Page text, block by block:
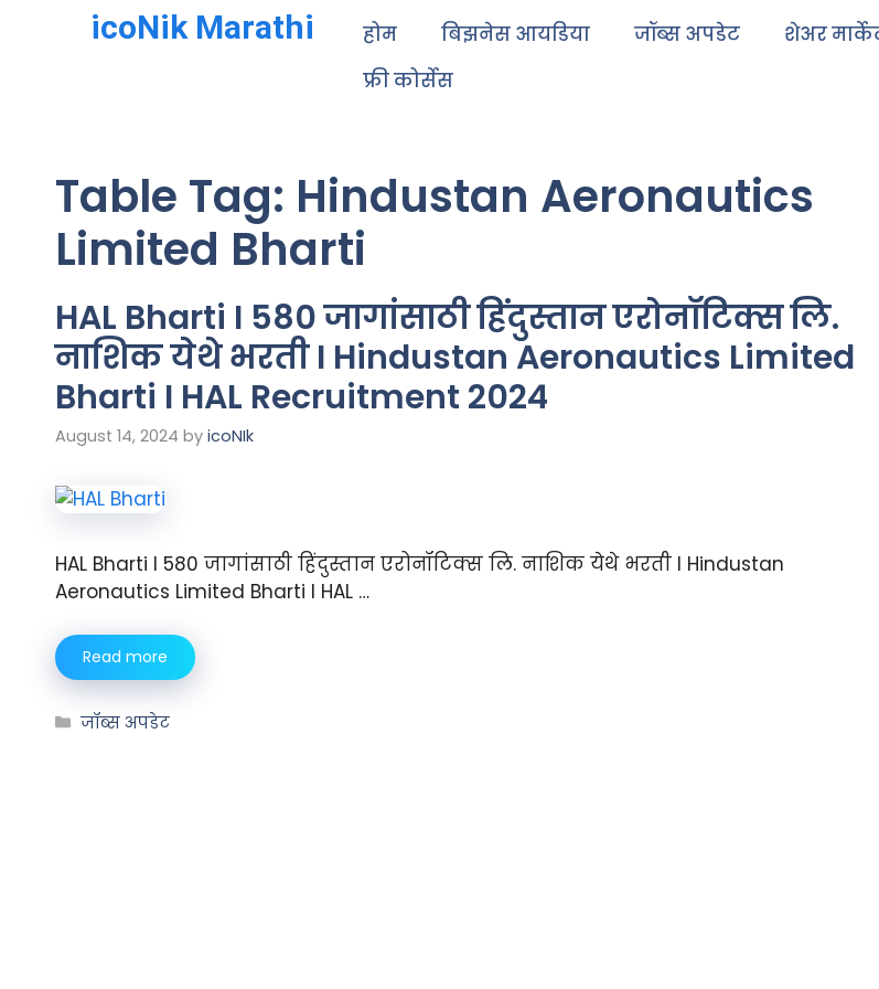
icoNik Marathi होम बिझनेस आयडिया जॉब्स अपडेट
शेअर
फ्री कोर्सेस
Table Tag: Hindustan Aeronautics
Limited Bharti
HAL Bharti I 580 जागांसाठी हिंदुस्तान एरोनॉटिक्स लि.
नाशिक येथे भरती I Hindustan Aeronautics Limited
Bharti I HAL Recruitment 2024
August 14, 2024 by icoNIk
HAL Bharti I 580 जागांसाठी हिंदुस्तान एरोनॉटिक्स लि. नाशिक येथे भरती I Hindustan
Aeronautics Limited Bharti I HAL …
Read more
जॉब्स अपडेट